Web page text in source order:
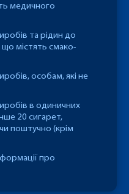
медичного
та рідин до
містять смако-
особам, які не
в одиничних
20 сигарет,
поштучно (крім
про